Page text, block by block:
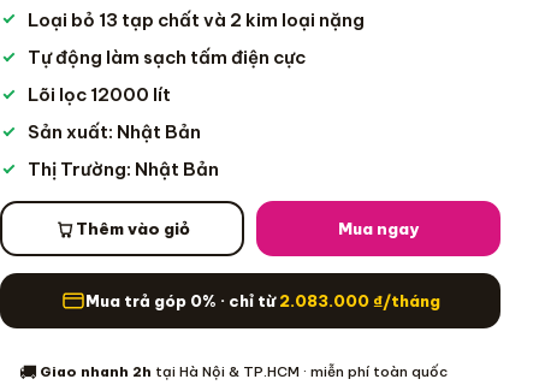
Loại bỏ 13 tạp chất và 2 kim loại nặng
Tự động làm sạch tấm điện cực
Lõi lọc 12000 lít
Sản xuất: Nhật Bản
Thị Trường: Nhật Bản
Thêm vào giỏ Mua ngay
Mua trả góp 0% · chỉ từ2.083.000 ₫/tháng
🚚 Giao nhanh 2h tại Hà Nội & TP.HCM · miễn phí toàn quốc